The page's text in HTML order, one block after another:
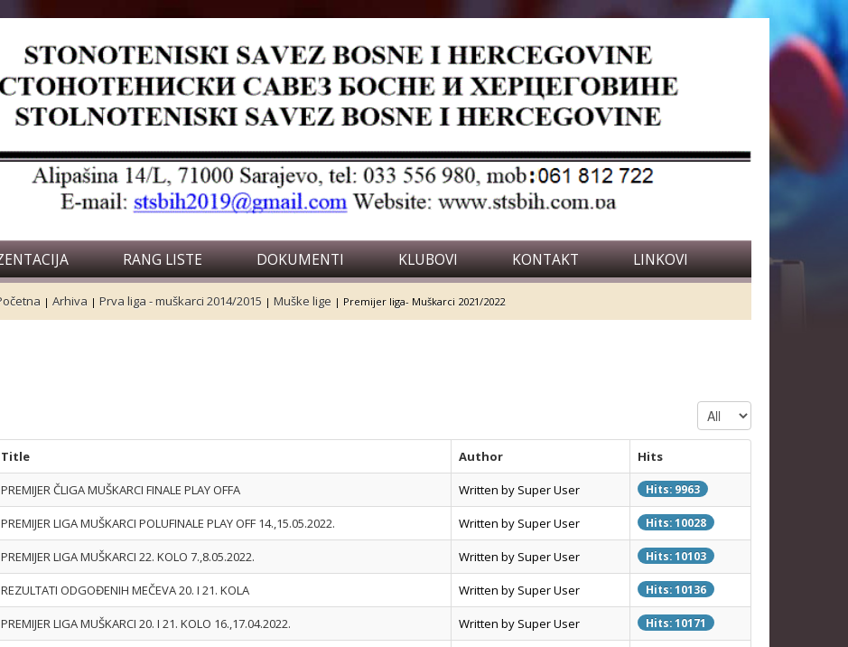
RANG LISTE DOKUMENTI KLUBOVI KONTAKT LINKOVI
| Arhiva | Prva liga - muškarci 2014/2015 | Muške lige | Premijer liga- Muškarci 2021/2022
Display #
Title Author Hits
PREMIJER ČLIGA MUŠKARCI FINALE PLAY OFFA Written by Super User Hits: 9963
PREMIJER LIGA MUŠKARCI POLUFINALE PLAY OFF 14.,15.05.2022. Written by Super User Hits: 10028
PREMIJER LIGA MUŠKARCI 22. KOLO 7.,8.05.2022. Written by Super User Hits: 10103
REZULTATI ODGOĐENIH MEČEVA 20. I 21. KOLA Written by Super User Hits: 10136
PREMIJER LIGA MUŠKARCI 20. I 21. KOLO 16.,17.04.2022. Written by Super User Hits: 10171